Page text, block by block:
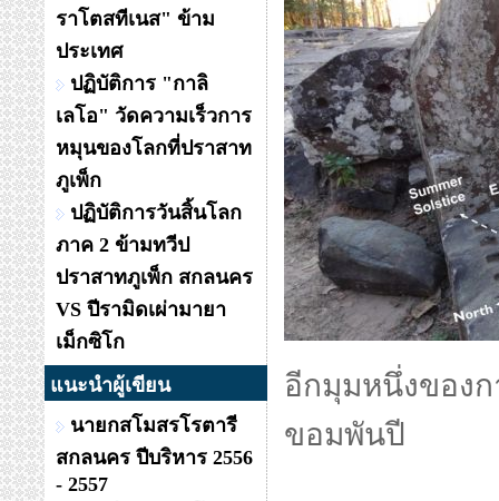
ราโตสทีเนส" ข้าม
ประเทศ
ปฏิบัติการ "กาลิ
เลโอ" วัดความเร็วการ
หมุนของโลกที่ปราสาท
ภูเพ็ก
ปฏิบัติการวันสิ้นโลก
ภาค 2 ข้ามทวีป
ปราสาทภูเพ็ก สกลนคร
VS ปีรามิดเผ่ามายา
เม็กซิโก
แนะนำผู้เขียน
นายกสโมสรโรตารี
สกลนคร ปีบริหาร 2556
- 2557
อีกมุมหนึ่งของ
ขอมพันปี